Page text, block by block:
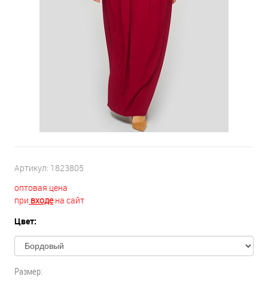
Артикул: 1823805
оптовая цена
при входена сайт
Цвет:
Размер: